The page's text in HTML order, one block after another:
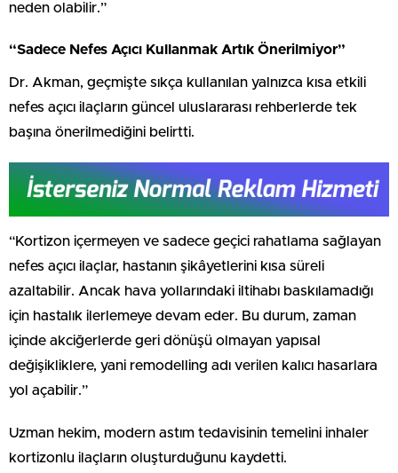
neden olabilir.”
“Sadece Nefes Açıcı Kullanmak Artık Önerilmiyor”
Dr. Akman, geçmişte sıkça kullanılan yalnızca kısa etkili
nefes açıcı ilaçların güncel uluslararası rehberlerde tek
başına önerilmediğini belirtti.
“Kortizon içermeyen ve sadece geçici rahatlama sağlayan
nefes açıcı ilaçlar, hastanın şikâyetlerini kısa süreli
azaltabilir. Ancak hava yollarındaki iltihabı baskılamadığı
için hastalık ilerlemeye devam eder. Bu durum, zaman
içinde akciğerlerde geri dönüşü olmayan yapısal
değişikliklere, yani remodelling adı verilen kalıcı hasarlara
yol açabilir.”
Uzman hekim, modern astım tedavisinin temelini inhaler
kortizonlu ilaçların oluşturduğunu kaydetti.